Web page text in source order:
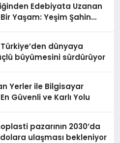
Edebiyata Uzanan
Yaşam: Yeşim Şahin
dünyaya
büyümesini sürdürüyor
Yerler ile Bilgisayar
Güvenli ve Karlı Yolu
pazarının 2030’da
ulaşması bekleniyor